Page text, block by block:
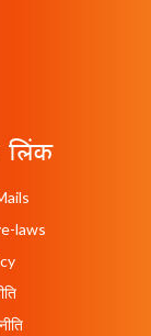
लिंक
laws